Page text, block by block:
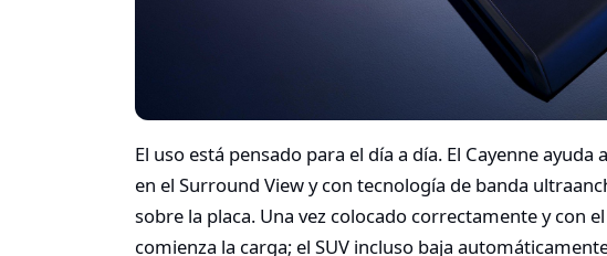
El uso está pensado para el día a día. El Cayenne
en el Surround View y con tecnología de banda
sobre la placa. Una vez colocado correctamente y con
comienza la carga; el SUV incluso baja